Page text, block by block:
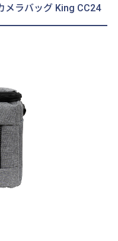
メラバッグ King CC24